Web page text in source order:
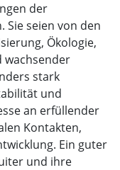
der
Sie seien von den
Ökologie,
wachsender
stark
und
an erfüllender
Kontakten,
Ein guter
und ihre